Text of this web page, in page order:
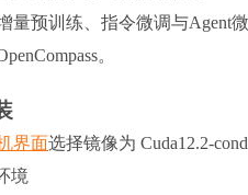
量预训练、指令微调与Agent
。
界面选择镜像为 Cuda12.2-
境